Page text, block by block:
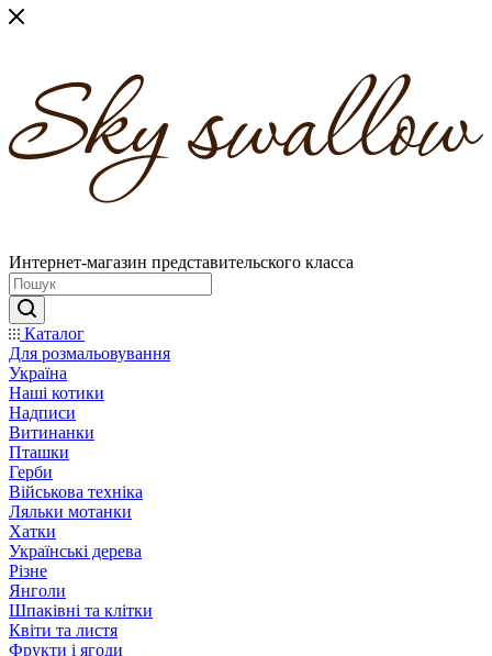
Интернет-магазин представительского класса
Каталог
Для розмальовування
Україна
Наші котики
Надписи
Витинанки
Пташки
Герби
Військова техніка
Ляльки мотанки
Хатки
Українські дерева
Різне
Янголи
Шпаківні та клітки
Квіти та листя
Фрукти і ягоди